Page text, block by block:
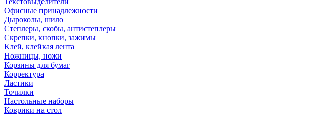
Офисные принадлежности
Дыроколы, шило
Степлеры, скобы, антистеплеры
Скрепки, кнопки, зажимы
Клей, клейкая лента
Ножницы, ножи
Корзины для бумаг
Корректура
Ластики
Точилки
Настольные наборы
Коврики на стол